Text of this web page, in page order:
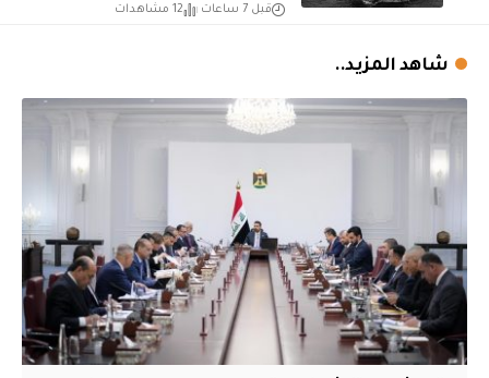
قبل 7 ساعات 12 مشاهدات
شاهد المزيد..